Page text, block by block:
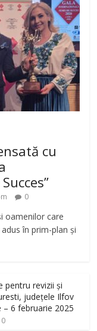
cu
0
oamenilor care
în prim-plan și
pentru revizii și
județele Ilfov
– 6 februarie 2025
0